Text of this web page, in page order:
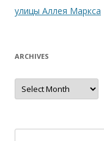
navigation
улицы Аллея Маркса
ARCHIVES
Archives